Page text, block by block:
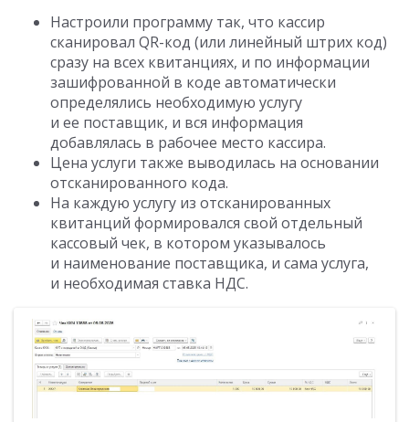
Настроили программу так, что кассир
сканировал QR-код (или линейный штрих код)
сразу на всех квитанциях, и по информации
зашифрованной в коде автоматически
определялись необходимую услугу
и ее поставщик, и вся информация
добавлялась в рабочее место кассира.
Цена услуги также выводилась на основании
отсканированного кода.
На каждую услугу из отсканированных
квитанций формировался свой отдельный
кассовый чек, в котором указывалось
и наименование поставщика, и сама услуга,
и необходимая ставка НДС.